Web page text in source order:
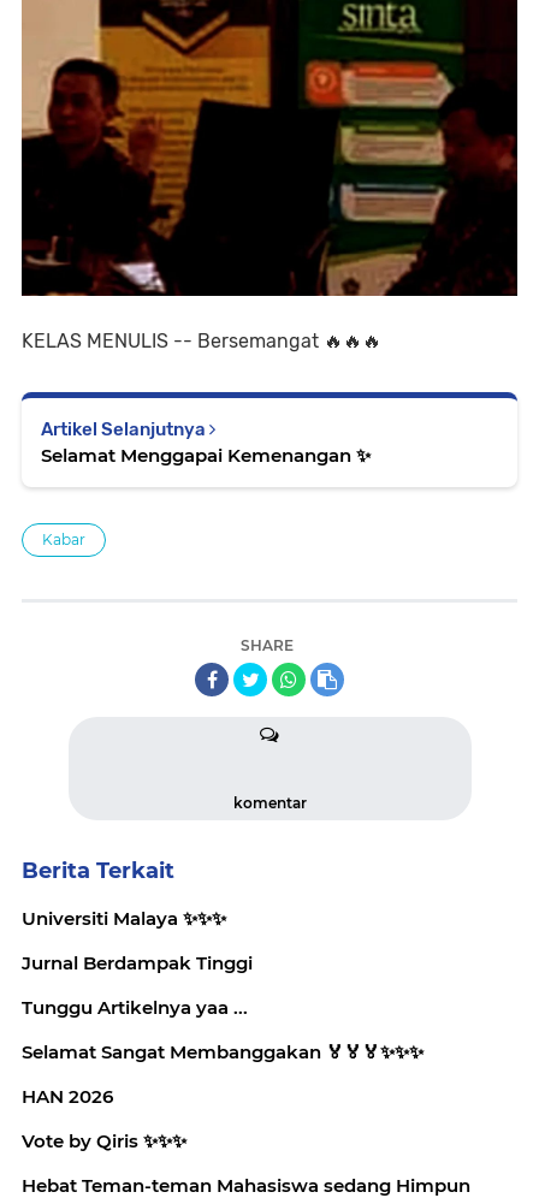
KELAS MENULIS -- Bersemangat 🔥🔥🔥
Artikel Selanjutnya
Selamat Menggapai Kemenangan ✨️
Kabar
SHARE
komentar
Berita Terkait
Universiti Malaya ✨️✨️✨️
Jurnal Berdampak Tinggi
Tunggu Artikelnya yaa ...
Selamat Sangat Membanggakan 🏅🏅🏅✨️✨️✨️
HAN 2026
Vote by Qiris ✨️✨️✨️
Hebat Teman-teman Mahasiswa sedang Himpun